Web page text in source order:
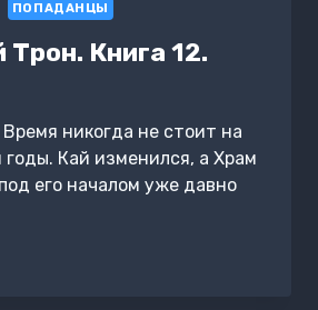
ПОПАДАНЦЫ
Книга 12.
никогда не стоит на
Кай изменился, а Храм
его началом уже давно